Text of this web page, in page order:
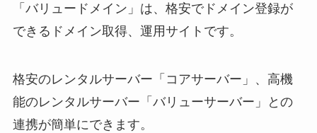
「バリュードメイン」は、格安でドメイン登録が
できるドメイン取得、運用サイトです。
格安のレンタルサーバー「コアサーバー」、高機
能のレンタルサーバー「バリューサーバー」との
連携が簡単にできます。